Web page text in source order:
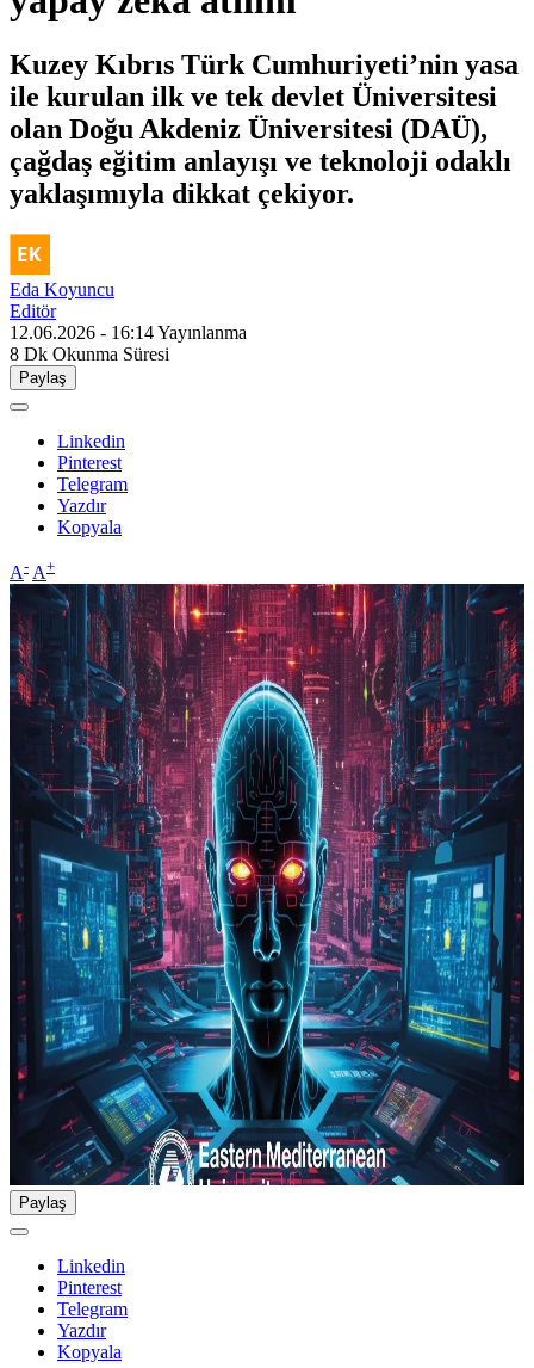
Kuzey Kıbrıs Türk Cumhuriyeti’nin yasa
ile kurulan ilk ve tek devlet Üniversitesi
olan Doğu Akdeniz Üniversitesi (DAÜ),
çağdaş eğitim anlayışı ve teknoloji odaklı
yaklaşımıyla dikkat çekiyor.
Eda Koyuncu
Editör
12.06.2026 - 16:14Yayınlanma
8 Dk Okunma Süresi
Paylaş
Linkedin
Pinterest
Telegram
Yazdır
Kopyala
A- A+
Paylaş
Linkedin
Pinterest
Telegram
Yazdır
Kopyala